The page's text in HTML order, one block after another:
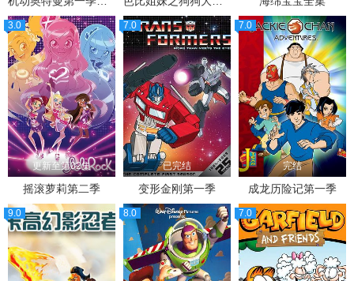
3.0
更新至第02集
摇滚萝莉第二季
7.0
已完结
变形金刚第一季
7.0
完结
成龙历险记第一季
9.0 8.0 7.0